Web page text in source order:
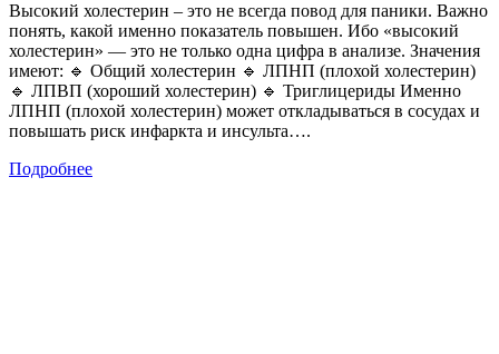
Высокий холестерин – это не всегда повод для паники. Важно
понять, какой именно показатель повышен. Ибо «высокий
холестерин» — это не только одна цифра в анализе. Значения
имеют: 🔹 Общий холестерин 🔹 ЛПНП (плохой холестерин)
🔹 ЛПВП (хороший холестерин) 🔹 Триглицериды Именно
ЛПНП (плохой холестерин) может откладываться в сосудах и
повышать риск инфаркта и инсульта….
Подробнее